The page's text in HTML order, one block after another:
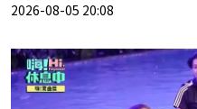
2026-08-05 20:08